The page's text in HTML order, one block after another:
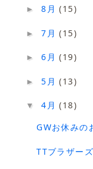
►8月(15)
►7月(15)
►6月(19)
►5月(13)
▼4月(18)
GWお休みの
TTブラザーズ